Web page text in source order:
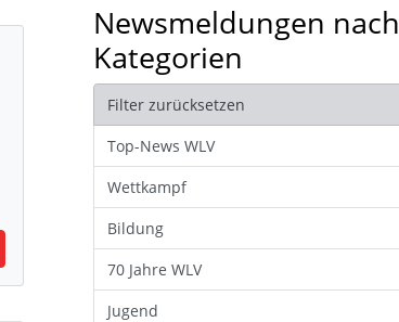
Newsmeldungen nach
Kategorien
Filter zurücksetzen
Top-News WLV
Wettkampf
Bildung
70 Jahre WLV
Jugend